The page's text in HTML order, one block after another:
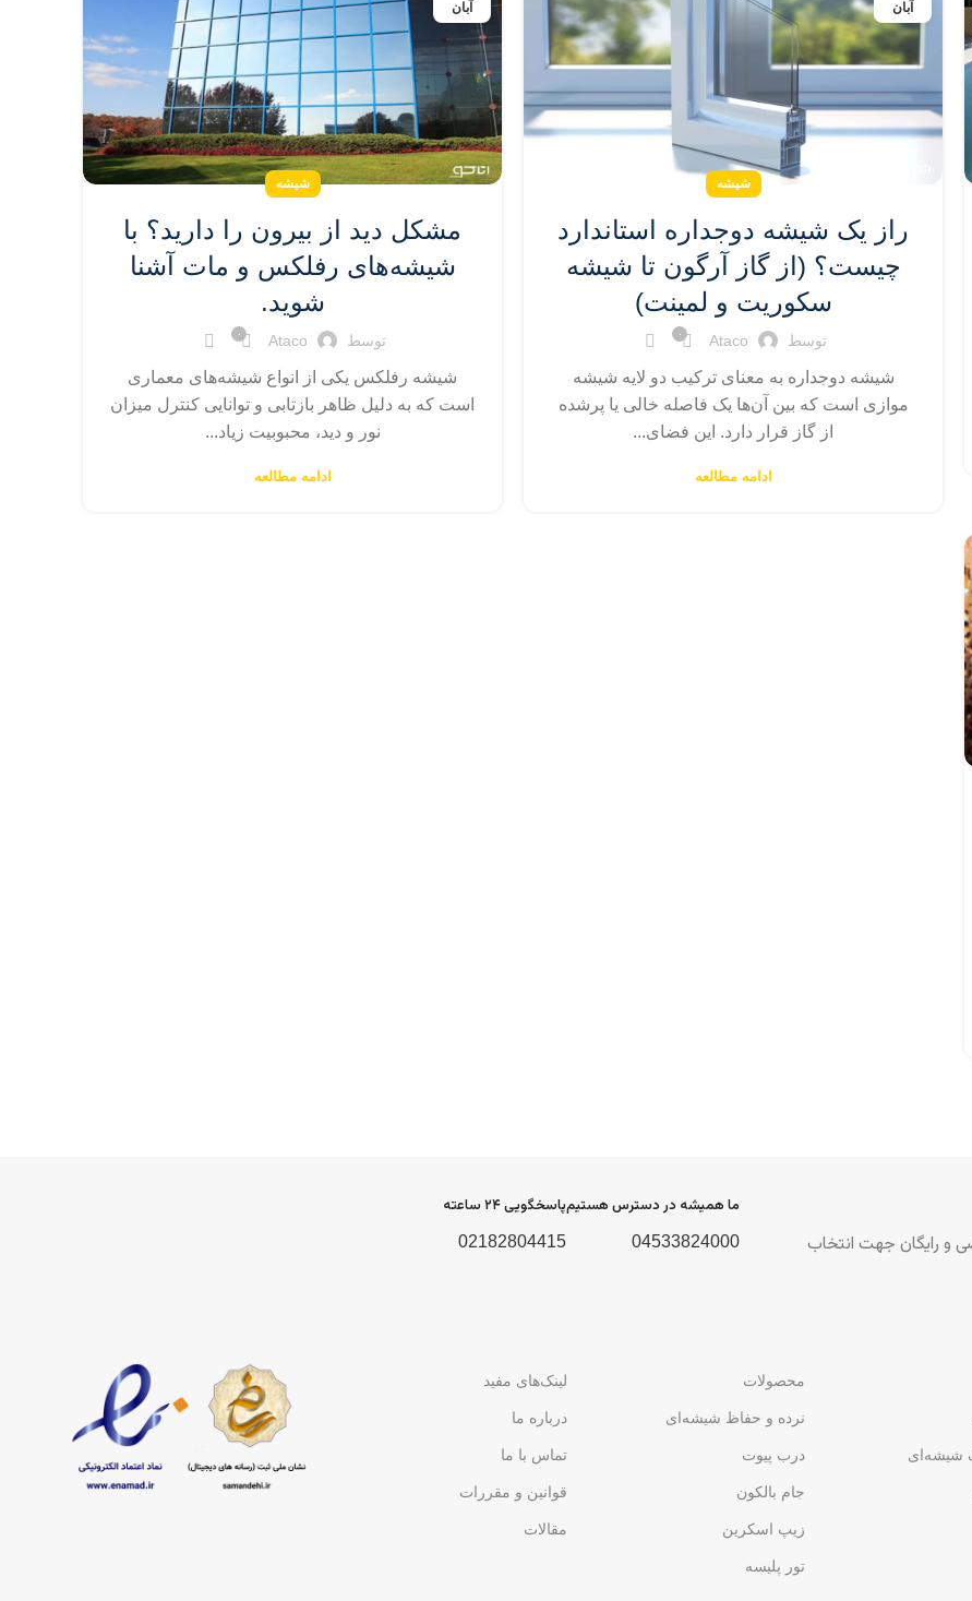
آبان
شیشه
راز یک شیشه دوجداره استاندارد
چیست؟ (از گاز آرگون تا شیشه
سکوریت و لمینت)
توسط Ataco ۰
شیشه دوجداره به معنای ترکیب دو لایه شیشه
موازی است که بین آن‌ها یک فاصله خالی یا پرشده
از گاز قرار دارد. این فضای...
ادامه مطالعه
آبان
شیشه
مشکل دید از بیرون را دارید؟ با
شیشه‌های رفلکس و مات آشنا
شوید.
توسط Ataco ۰
شیشه رفلکس یکی از انواع شیشه‌های معماری
است که به دلیل ظاهر بازتابی و توانایی کنترل میزان
نور و دید، محبوبیت زیاد...
ادامه مطالعه
و رایگان جهت انتخاب
ما همیشه در دسترس هستیم
04533824000
پاسخگویی ۲۴ ساعته
02182804415
شیشه‌ای
محصولات
نرده و حفاظ شیشه‌ای
درب پیوت
جام بالکون
زیپ اسکرین
تور پلیسه
لینک‌های مفید
درباره ما
تماس با ما
قوانین و مقررات
مقالات